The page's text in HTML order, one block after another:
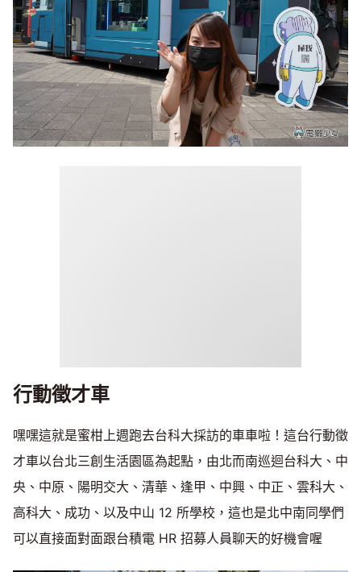
行動徵才車
嘿嘿這就是蜜柑上週跑去台科大採訪的車車啦！這台行動徵
才車以台北三創生活園區為起點，由北而南巡迴台科大、中
央、中原、陽明交大、清華、逢甲、中興、中正、雲科大、
高科大、成功、以及中山 12 所學校，這也是北中南同學們
可以直接面對面跟台積電 HR 招募人員聊天的好機會喔